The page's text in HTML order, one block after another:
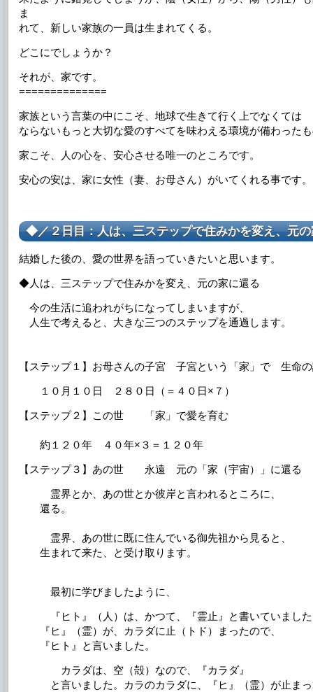
ま
れて、新しい家族の一員は生まれてくる。
どこにでしょうか？
それが、家です。
==============
家族という言葉の中にこそ、地球で生きて行く上でなくては
ならないもっと大切な愛のすべてを味わえる環境が備わった
家こそ、人の心を、安心させる唯一のところです。
安心の安は、家に女性（妻、お母さん）がいてくれる事です。
◆／２日目：人は、三ステップで住みかを変え、元
結婚した後の、愛の世界を語っていきたいと思います。
◆人は、三ステップで住みかを変え、元の家に還る
今の生活に追われがちになってしまいますが、
人生で考えると、大きな三つのステップを通過します。
【ステップ１】お母さんの子宮 子宮という「家」で 生命
１０月１０日 ２８０日（＝４０日×７）
【ステップ２】この世 「家」で愛を育む
約１２０年 ４０年×３＝１２０年
【ステップ３】あの世 永遠 元の「家（宇宙）」に還る
霊界とか、あの世とか彼岸と言われるところに、
還る。
霊界、あの世に既に住んでいる御先祖から見ると、
生まれて来た、と受け取ります。
最初に学びましたように、
『ヒト』（人）は、かつて、『霊止』と書いていまし
『ヒ』（霊）が、カラダに止（トド）まったので、
『ヒト』と言いました。
カラダは、空（殻）なので、『カラダ』
と言いました。カラのカラダに、『ヒ』（霊）が止まっ